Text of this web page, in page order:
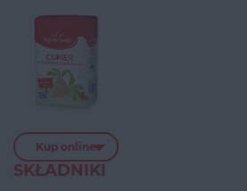
Kup online
SKŁADNIKI